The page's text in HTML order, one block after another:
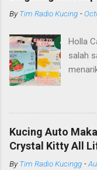
ByTim Radio Kucing -
Holla
salah
kucing
Surya,
Tree
Litter,
Kucing Auto
Crystal Kitty All
ByTim Radio Kucingg -